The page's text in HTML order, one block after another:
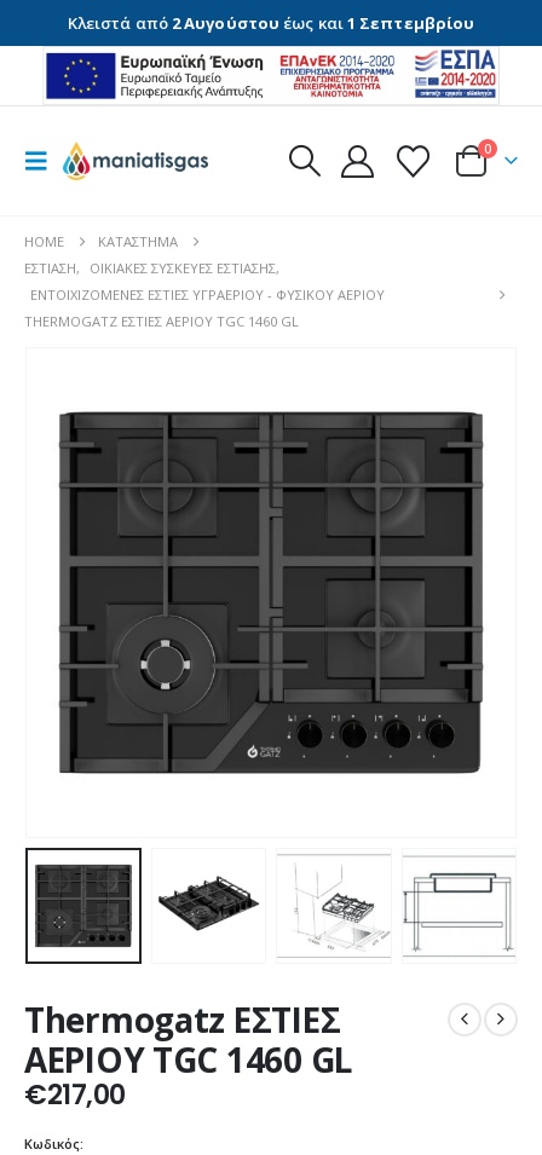
Κλειστά από 2 Αυγούστου έως και1 Σεπτεμβρίου
0
HOME
ΚΑΤΆΣΤΗΜΑ
ΕΣΤΊΑΣΗ, ΟΙΚΙΑΚΈΣ ΣΥΣΚΕΥΈΣ ΕΣΤΊΑΣΗΣ,
ΕΝΤΟΙΧΙΖΌΜΕΝΕΣ ΕΣΤΊΕΣ ΥΓΡΑΕΡΊΟΥ - ΦΥΣΙΚΟΎ ΑΕΡΊΟΥ
THERMOGATZ ΕΣΤΙΕΣ ΑΕΡΙΟΥ TGC 1460 GL
Thermogatz ΕΣΤΙΕΣ
ΑΕΡΙΟΥ TGC 1460 GL
€217,00
Κωδικός: